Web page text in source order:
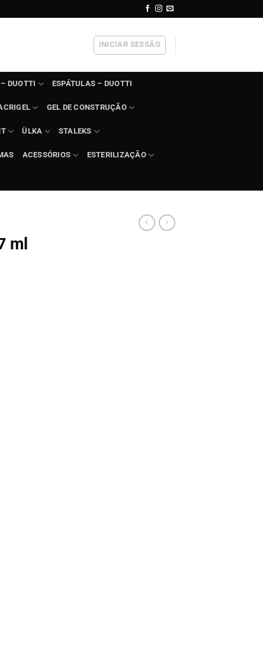
INICIAR SESSÃO
DUOTTI ESPÁTULAS – DUOTTI
GEL DE CONSTRUÇÃO
ÜLKA STALEKS
ACESSÓRIOS ESTERILIZAÇÃO
ml